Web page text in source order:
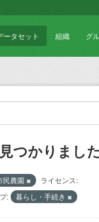
ータセット 組織 グ
つかりまし
民農園
ライセンス:
: 暮らし・手続き